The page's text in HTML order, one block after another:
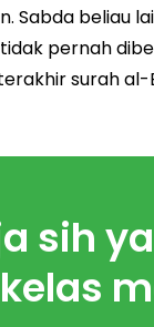
Sabda beliau
pernah
surah al-
sih